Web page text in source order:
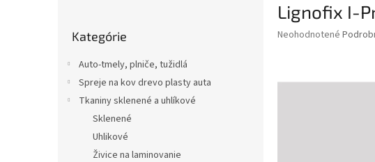
kategórie
Kategórie
Auto-tmely, plniče, tužidlá
Spreje na kov drevo plasty auta
Tkaniny sklenené a uhlíkové
Sklenené
Uhlikové
Živice na laminovanie
Lignofix I-
Priemerné
Neohodnotené